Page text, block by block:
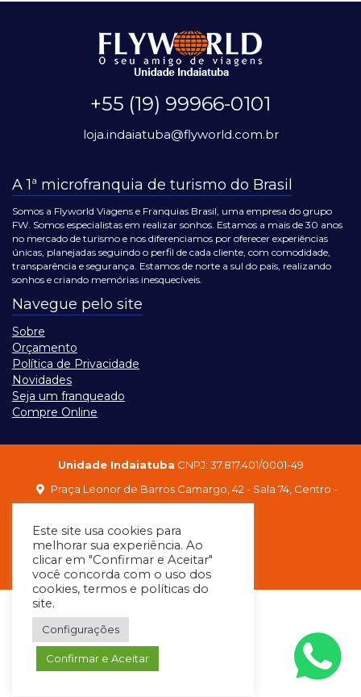
+55 (19) 99966-0101
loja.indaiatuba@flyworld.com.br
A 1ª microfranquia de turismo do Brasil
Somos a Flyworld Viagens e Franquias Brasil, uma empresa do grupo
FW. Somos especialistas em realizar sonhos. Estamos a mais de 30 anos
no mercado de turismo e nos diferenciamos por oferecer experiências
únicas, planejadas seguindo o perfil de cada cliente, com comodidade,
transparência e segurança. Estamos de norte a sul do país, realizando
sonhos e criando memórias inesquecíveis.
Navegue pelo site
Sobre
Orçamento
Política de Privacidade
Novidades
Seja um franqueado
Compre Online
Unidade Indaiatuba CNPJ: 37.817.401/0001-49
Praça Leonor de Barros Camargo, 42 - Sala 74, Centro -
Este site usa cookies para
melhorar sua experiência. Ao
clicar em "Confirmar e Aceitar"
você concorda com o uso dos
cookies, termos e políticas do
site.
Configurações
Confirmar e Aceitar